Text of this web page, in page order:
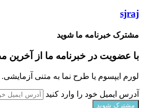
sjraj
مشترک خبرنامه ما شوید
با عضویت در خبرنامه ما از آخرین
لورم ایپسوم یا طرح‌ نما به متنی آزمایشی.
آدرس ایمیل خود را وارد کنید